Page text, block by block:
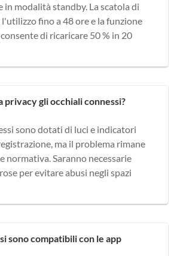
in modalità standby. La scatola di
fino a 48 ore e la funzione
di ricaricare 50 % in 20
privacy gli occhiali connessi?
sono dotati di luci e indicatori
ma il problema rimane
normativa. Saranno necessarie
per evitare abusi negli spazi
sono compatibili con le app